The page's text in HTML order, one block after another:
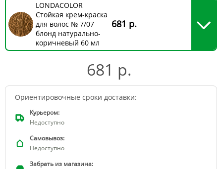
LONDACOLOR
Стойкая крем-краска
для волос № 7/07
блонд натурально-
коричневый 60 мл
681 р.
681 р.
Ориентировочные сроки доставки:
Курьером:
Недоступно
Самовывоз:
Недоступно
Забрать из магазина: